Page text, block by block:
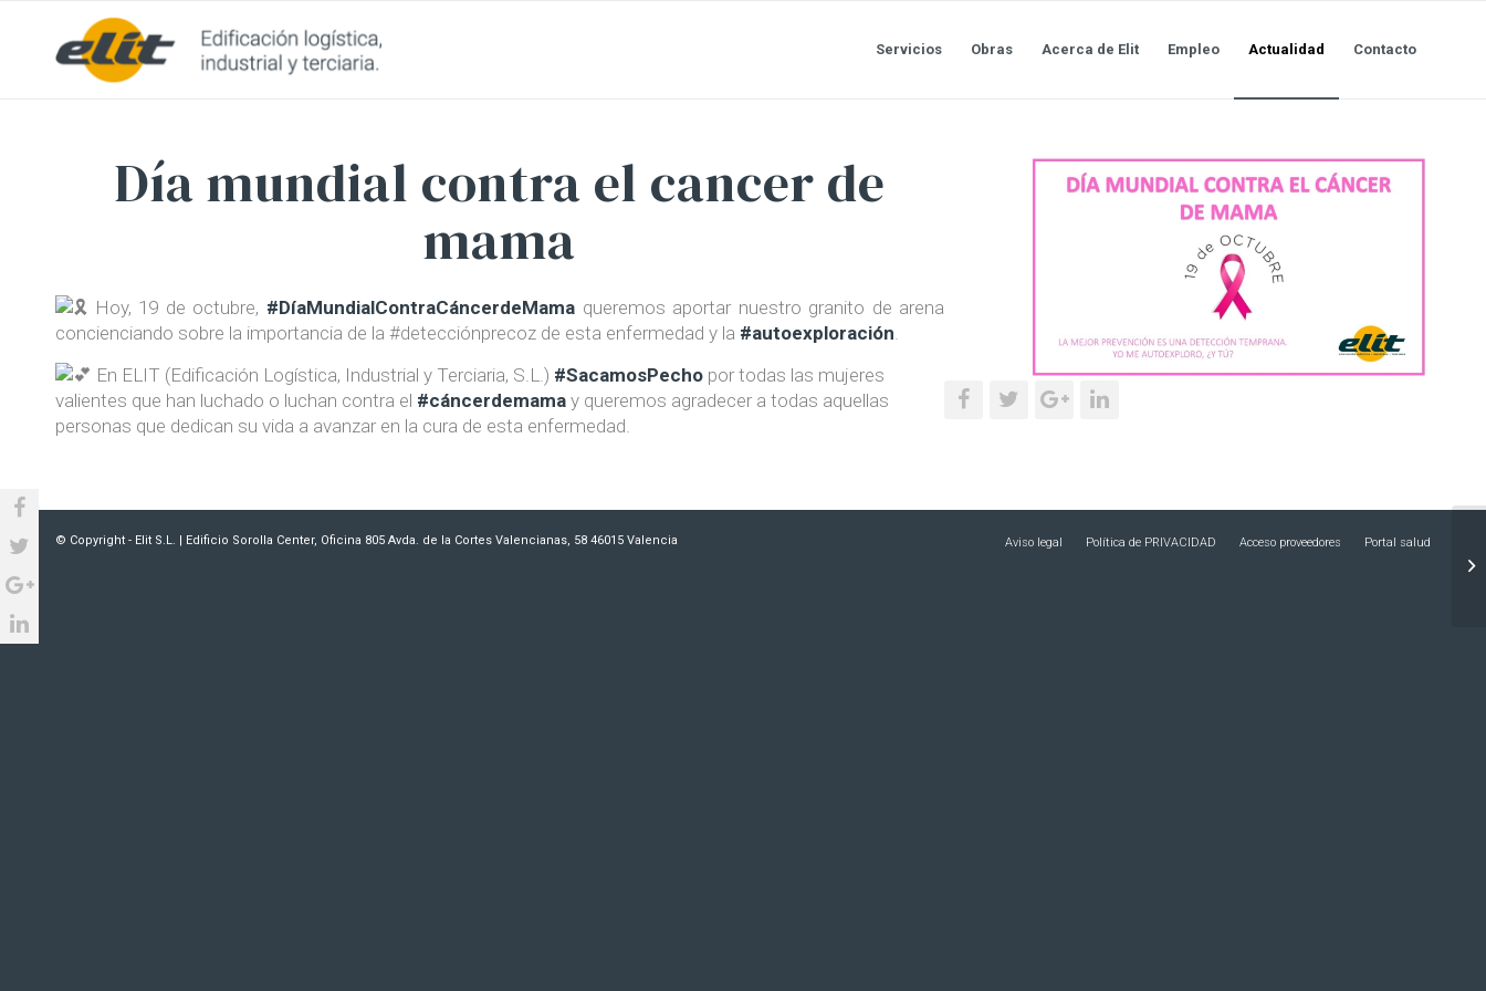
Servicios Obras Acerca de Elit Empleo Actualidad Contacto
Día mundial contra el cancer de
mama
Hoy, 19 de octubre, #DíaMundialContraCáncerdeMama queremos aportar nuestro granito de arena
concienciando sobre la importancia de la #detecciónprecoz de esta enfermedad y la #autoexploración.
En ELIT (Edificación Logística, Industrial y Terciaria, S.L.) #SacamosPecho por todas las mujeres
valientes que han luchado o luchan contra el #cáncerdemama y queremos agradecer a todas aquellas
personas que dedican su vida a avanzar en la cura de esta enfermedad.
© Copyright - Elit S.L. | Edificio Sorolla Center, Oficina 805 Avda. de la Cortes Valencianas, 58 46015 Valencia Aviso legal Política de PRIVACIDAD Acceso proveedores Portal salud